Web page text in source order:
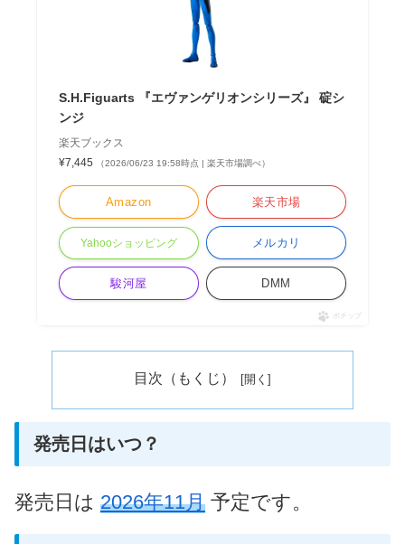
S.H.Figuarts 『エヴァンゲリオンシリーズ』 碇シ
ンジ
楽天ブックス
¥7,445
（2026/06/23 19:58時点 | 楽天市場調べ）
Amazon 楽天市場
Yahooショッピング メルカリ
駿河屋 DMM
ポチップ
目次（もくじ）
発売日はいつ？
発売日は 2026年11月 予定です。